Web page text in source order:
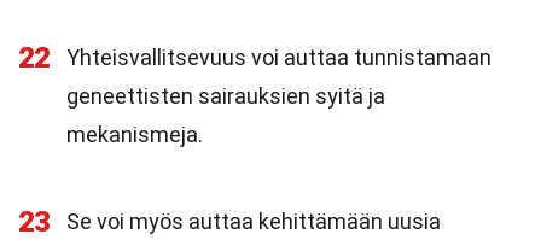
22
Yhteisvallitsevuus voi auttaa tunnistamaan
geneettisten sairauksien syitä ja
mekanismeja.
23
Se voi myös auttaa kehittämään uusia